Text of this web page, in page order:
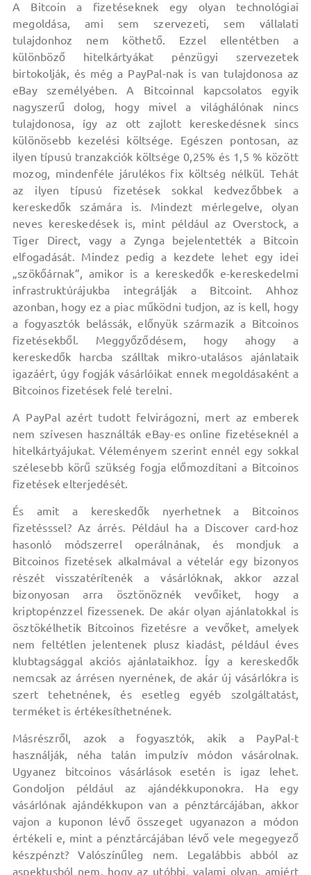
A Bitcoin a fizetéseknek egy olyan technológiai
megoldása, ami sem szervezeti, sem vállalati
tulajdonhoz nem köthető. Ezzel ellentétben a
különböző hitelkártyákat pénzügyi szervezetek
birtokolják, és még a PayPal-nak is van tulajdonosa az
eBay személyében. A Bitcoinnal kapcsolatos egyik
nagyszerű dolog, hogy mivel a világhálónak nincs
tulajdonosa, így az ott zajlott kereskedésnek sincs
különösebb kezelési költsége. Egészen pontosan, az
ilyen típusú tranzakciók költsége 0,25% és 1,5 % között
mozog, mindenféle járulékos fix költség nélkül. Tehát
az ilyen típusú fizetések sokkal kedvezőbbek a
kereskedők számára is. Mindezt mérlegelve, olyan
neves kereskedések is, mint például az Overstock, a
Tiger Direct, vagy a Zynga bejelentették a Bitcoin
elfogadását. Mindez pedig a kezdete lehet egy idei
„szökőárnak”, amikor is a kereskedők e-kereskedelmi
infrastruktúrájukba integrálják a Bitcoint. Ahhoz
azonban, hogy ez a piac működni tudjon, az is kell, hogy
a fogyasztók belássák, előnyük származik a Bitcoinos
fizetésekből. Meggyőződésem, hogy ahogy a
kereskedők harcba szálltak mikro-utalásos ajánlataik
igazáért, úgy fogják vásárlóikat ennek megoldásaként a
Bitcoinos fizetések felé terelni.
A PayPal azért tudott felvirágozni, mert az emberek
nem szívesen használták eBay-es online fizetéseknél a
hitelkártyájukat. Véleményem szerint ennél egy sokkal
szélesebb körű szükség fogja előmozdítani a Bitcoinos
fizetések elterjedését.
És amit a kereskedők nyerhetnek a Bitcoinos
fizetésssel? Az árrés. Például ha a Discover card-hoz
hasonló módszerrel operálnának, és mondjuk a
Bitcoinos fizetések alkalmával a vételár egy bizonyos
részét visszatérítenék a vásárlóknak, akkor azzal
bizonyosan arra ösztönöznék vevőiket, hogy a
kriptopénzzel fizessenek. De akár olyan ajánlatokkal is
ösztökélhetik Bitcoinos fizetésre a vevőket, amelyek
nem feltétlen jelentenek plusz kiadást, például éves
klubtagsággal akciós ajánlataikhoz. Így a kereskedők
nemcsak az árrésen nyernének, de akár új vásárlókra is
szert tehetnének, és esetleg egyéb szolgáltatást,
terméket is értékesíthetnének.
Másrészről, azok a fogyasztók, akik a PayPal-t
használják, néha talán impulzív módon vásárolnak.
Ugyanez bitcoinos vásárlások esetén is igaz lehet.
Gondoljon például az ajándékkuponokra. Ha egy
vásárlónak ajándékkupon van a pénztárcájában, akkor
vajon a kuponon lévő összeget ugyanazon a módon
értékeli e, mint a pénztárcájában lévő vele megegyező
készpénzt? Valószínűleg nem. Legalábbis abból az
aspektusból nem, hogy az utóbbi, valami olyan, amiért